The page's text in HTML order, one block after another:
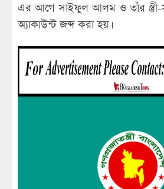
এর আগে সাইফুল আলম ও তাঁর স্ত্রী-
অ্যাকাউন্ট জব্দ করা হয়।